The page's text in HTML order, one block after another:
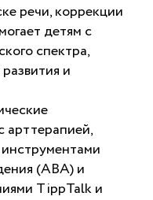
речи, коррекции
детям с
спектра,
и
арттерапией,
(ABA) и
TippTalk и